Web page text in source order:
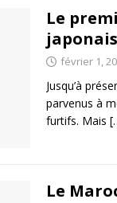
Le
japonais
février 1,
Jusqu’à
parvenus à
furtifs. Mais
Le